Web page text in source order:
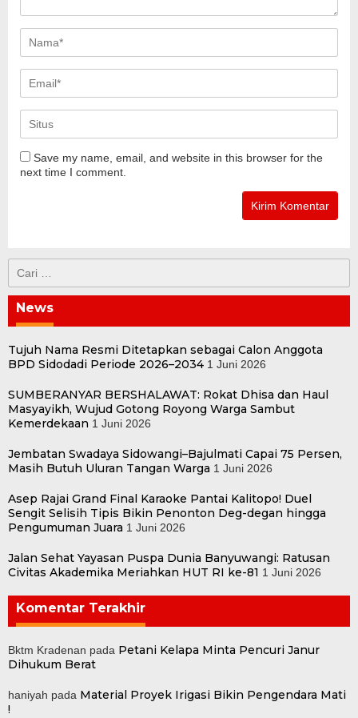
Save my name, email, and website in this browser for the
next time I comment.
untuk:
News
Tujuh Nama Resmi Ditetapkan sebagai Calon Anggota
BPD Sidodadi Periode 2026–2034 1 Juni 2026
SUMBERANYAR BERSHALAWAT: Rokat Dhisa dan Haul
Masyayikh, Wujud Gotong Royong Warga Sambut
Kemerdekaan 1 Juni 2026
Jembatan Swadaya Sidowangi–Bajulmati Capai 75 Persen,
Masih Butuh Uluran Tangan Warga 1 Juni 2026
Asep Rajai Grand Final Karaoke Pantai Kalitopo! Duel
Sengit Selisih Tipis Bikin Penonton Deg-degan hingga
Pengumuman Juara 1 Juni 2026
Jalan Sehat Yayasan Puspa Dunia Banyuwangi: Ratusan
Civitas Akademika Meriahkan HUT RI ke-81 1 Juni 2026
Komentar Terakhir
Bktm Kradenan pada Petani Kelapa Minta Pencuri Janur
Dihukum Berat
haniyah pada Material Proyek Irigasi Bikin Pengendara Mati
!